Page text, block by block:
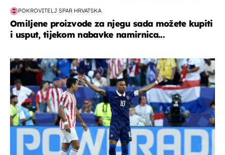
POKROVITELJ SPAR HRVATSKA
Omiljene proizvode za njegu sada možete kupiti
i usput, tijekom nabavke namirnica...
svjetsko prvenstvo 2026